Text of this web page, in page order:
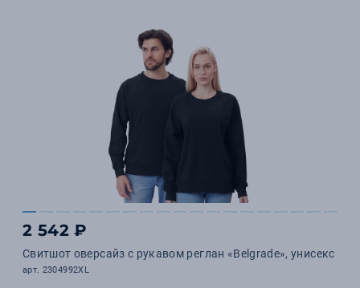
2 542 ₽
Свитшот оверсайз с рукавом реглан «Belgrade», унисекс
арт. 2304992XL